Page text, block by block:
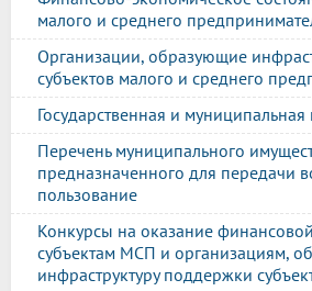
малого и среднего
Организации, образующие
субъектов малого и среднего
Государственная и
Перечень муниципального
предназначенного для передачи
пользование
Конкурсы на оказание
субъектам МСП и организациям,
инфраструктуру поддержки